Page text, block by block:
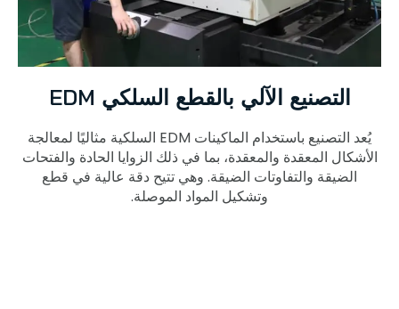
التصنيع الآلي بالقطع السلكي EDM
يُعد التصنيع باستخدام الماكينات EDM السلكية مثاليًا لمعالجة
الأشكال المعقدة والمعقدة، بما في ذلك الزوايا الحادة والفتحات
الضيقة والتفاوتات الضيقة. وهي تتيح دقة عالية في قطع
وتشكيل المواد الموصلة.